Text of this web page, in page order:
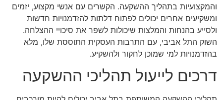
והמקצועיות בתהליך ההשקעה. הקשרים עם אנשי מקצוע, יזמים
ומשקיעים אחרים יכולים לפתוח דלתות להזדמנויות חדשות
ולסייע בהנחות והמלצות שיכולות לשפר את סיכויי ההצלחה.
השוק התל אביבי, עם התרבות העסקית התוססת שלו, מלא
בהזדמנויות למי שמוכן לחקור ולהשקיע.
דרכים לייעול תהליכי ההשקעה